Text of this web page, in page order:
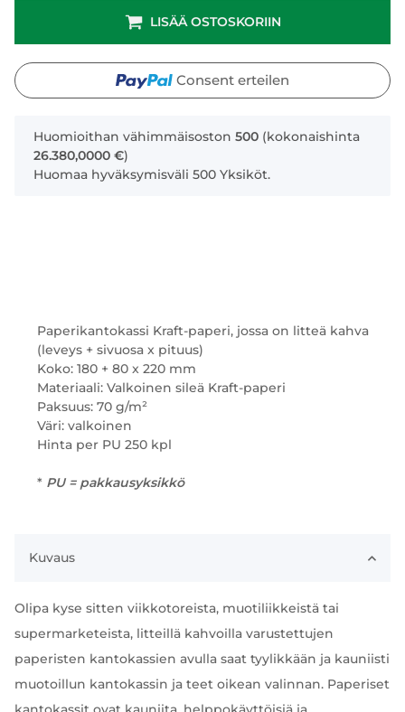
Paperikantokassi Kraft-paperi, jossa on litteä kahva
(leveys + sivuosa x pituus)
Koko: 180 + 80 x 220 mm
Materiaali: Valkoinen sileä Kraft-paperi
Paksuus: 70 g/m²
Väri: valkoinen
Hinta per PU 250 kpl
* PU = pakkausyksikkö
LISÄÄ OSTOSKORIIN
Consent erteilen
x
Huomioithan vähimmäisoston 500 (kokonaishinta
26.380,0000 €)
Huomaa hyväksymisväli 500 Yksiköt.
Kuvaus
Olipa kyse sitten viikkotoreista, muotiliikkeistä tai
supermarketeista, litteillä kahvoilla varustettujen
paperisten kantokassien avulla saat tyylikkään ja kauniisti
muotoillun kantokassin ja teet oikean valinnan. Paperiset